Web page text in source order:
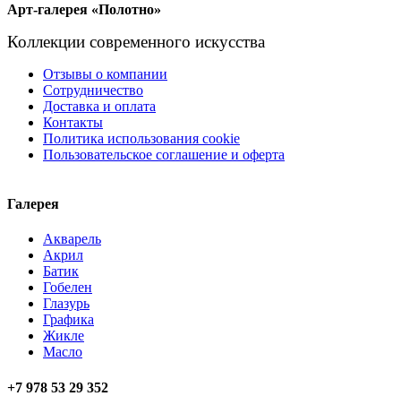
Арт-галерея «Полотно»
Коллекции современного искусства
Отзывы о компании
Сотрудничество
Доставка и оплата
Контакты
Политика использования cookie
Пользовательское соглашение и оферта
Галерея
Акварель
Акрил
Батик
Гобелен
Глазурь
Графика
Жикле
Масло
+7 978 53 29 352